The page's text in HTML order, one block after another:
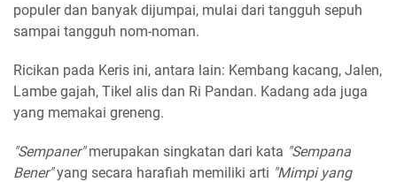
populer dan banyak dijumpai, mulai dari tangguh sepuh
sampai tangguh nom-noman.
Ricikan pada Keris ini, antara lain: Kembang kacang, Jalen,
Lambe gajah, Tikel alis dan Ri Pandan. Kadang ada juga
yang memakai greneng.
"Sempaner"merupakan singkatan dari kata "Sempana
Bener"yang secara harafiah memiliki arti "Mimpi yang